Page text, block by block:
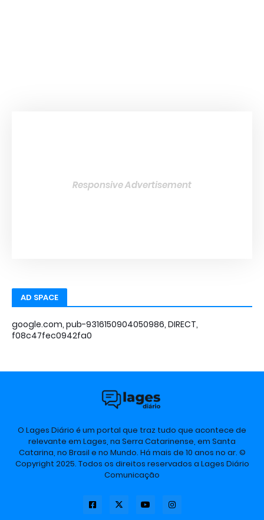
Responsive Advertisement
AD SPACE
google.com, pub-9316150904050986, DIRECT,
f08c47fec0942fa0
O Lages Diário é um portal que traz tudo que acontece de
relevante em Lages, na Serra Catarinense, em Santa
Catarina, no Brasil e no Mundo. Há mais de 10 anos no ar. ©
Copyright 2025. Todos os direitos reservados a Lages Diário
Comunicação